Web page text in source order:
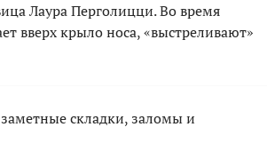
Лаура Перголицци. Во время
вверх крыло носа, «выстреливают»
складки, заломы и